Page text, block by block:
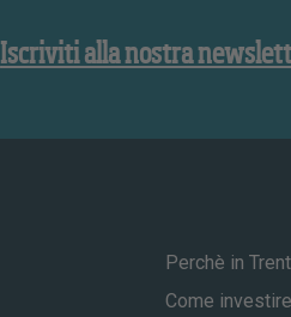
Iscriviti alla nostra
Perchè in
Come